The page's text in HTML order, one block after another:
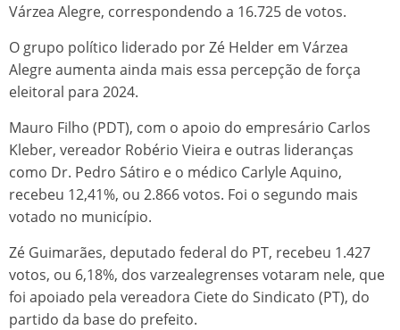
Várzea Alegre, correspondendo a 16.725 de votos.
O grupo político liderado por Zé Helder em Várzea
Alegre aumenta ainda mais essa percepção de força
eleitoral para 2024.
Mauro Filho (PDT), com o apoio do empresário Carlos
Kleber, vereador Robério Vieira e outras lideranças
como Dr. Pedro Sátiro e o médico Carlyle Aquino,
recebeu 12,41%, ou 2.866 votos. Foi o segundo mais
votado no município.
Zé Guimarães, deputado federal do PT, recebeu 1.427
votos, ou 6,18%, dos varzealegrenses votaram nele, que
foi apoiado pela vereadora Ciete do Sindicato (PT), do
partido da base do prefeito.